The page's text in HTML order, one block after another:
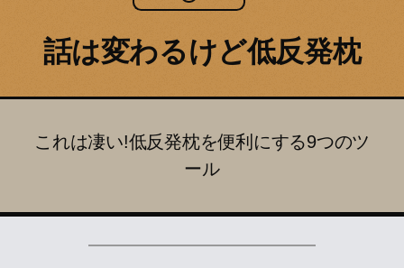
話は変わるけど低反発枕
これは凄い!低反発枕を便利にする9つのツ
ール